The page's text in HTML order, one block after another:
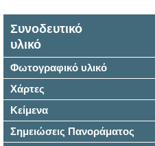
Συνοδευτικό
υλικό
Φωτογραφικό υλικό
Χάρτες
Κείμενα
Σημειώσεις Πανοράματος